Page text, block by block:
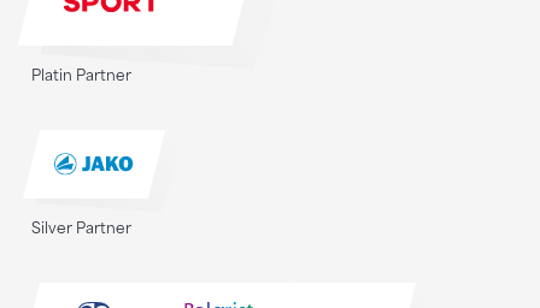
Platin Partner
Silver Partner